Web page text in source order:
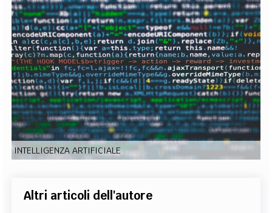
EXTRA
CODICI RUBRICHE LIBRI PROCEEDINGS PUBBLICITÀ CONTATTI
SOCIAL MEDIA
INTELLIGENZA ARTIFICIALE
Altri articoli dell'autore